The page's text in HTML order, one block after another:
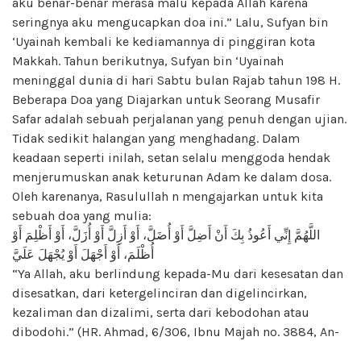
seringnya aku mengucapkan doa ini.” Lalu, Sufyan bin
‘Uyainah kembali ke kediamannya di pinggiran kota
Makkah. Tahun berikutnya, Sufyan bin ‘Uyainah
meninggal dunia di hari Sabtu bulan Rajab tahun 198 H.
Beberapa Doa yang Diajarkan untuk Seorang Musafir
Safar adalah sebuah perjalanan yang penuh dengan ujian.
Tidak sedikit halangan yang menghadang. Dalam
keadaan seperti inilah, setan selalu menggoda hendak
menjerumuskan anak keturunan Adam ke dalam dosa.
Oleh karenanya, Rasulullah n mengajarkan untuk kita
sebuah doa yang mulia:
اللَّهُمَّ إِنِّي أَعُوذُ بِكَ أَنْ أَضِلَّ أَوْ أُضَلَّ، أَوْ أَزِلَّ أَوْ أُزَلَّ، أَوْ أَظْلِمَ أَوْ
أُظْلَمَ، أَوْ أَجْهَلَ أَوْ يُجْهَلَ عَلَيَّ
“Ya Allah, aku berlindung kepada-Mu dari kesesatan dan
disesatkan, dari ketergelinciran dan digelincirkan,
kezaliman dan dizalimi, serta dari kebodohan atau
dibodohi.” (HR. Ahmad, 6/306, Ibnu Majah no. 3884, An-